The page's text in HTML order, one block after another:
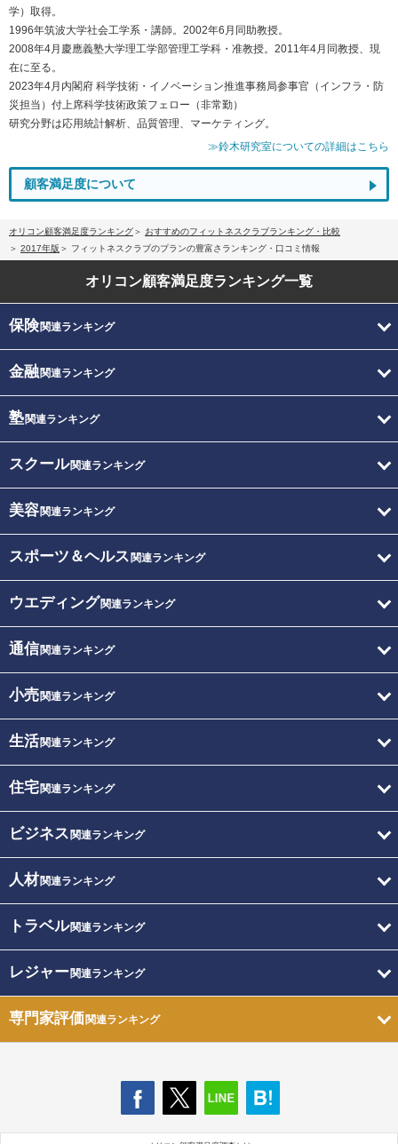
学）取得。
1996年筑波大学社会工学系・講師。2002年6月同助教授。
2008年4月慶應義塾大学理工学部管理工学科・准教授。2011年4月同教授、現
在に至る。
2023年4月内閣府 科学技術・イノベーション推進事務局参事官（インフラ・防
災担当）付上席科学技術政策フェロー（非常勤）
研究分野は応用統計解析、品質管理、マーケティング。
≫鈴木研究室についての詳細はこちら
顧客満足度について
オリコン顧客満足度ランキング
おすすめのフィットネスクラブランキング・比較
2017年版
フィットネスクラブのプランの豊富さランキング・口コミ情報
オリコン顧客満足度ランキング一覧
保険関連ランキング
金融関連ランキング
塾関連ランキング
スクール関連ランキング
美容関連ランキング
スポーツ＆ヘルス 関連ランキング
ウエディング関連ランキング
通信関連ランキング
小売関連ランキング
生活関連ランキング
住宅関連ランキング
ビジネス 関連ランキング
人材関連ランキング
トラベル関連ランキング
レジャー関連ランキング
専門家評価関連ランキング